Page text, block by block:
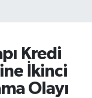
Kredi
İkinci
Olayı